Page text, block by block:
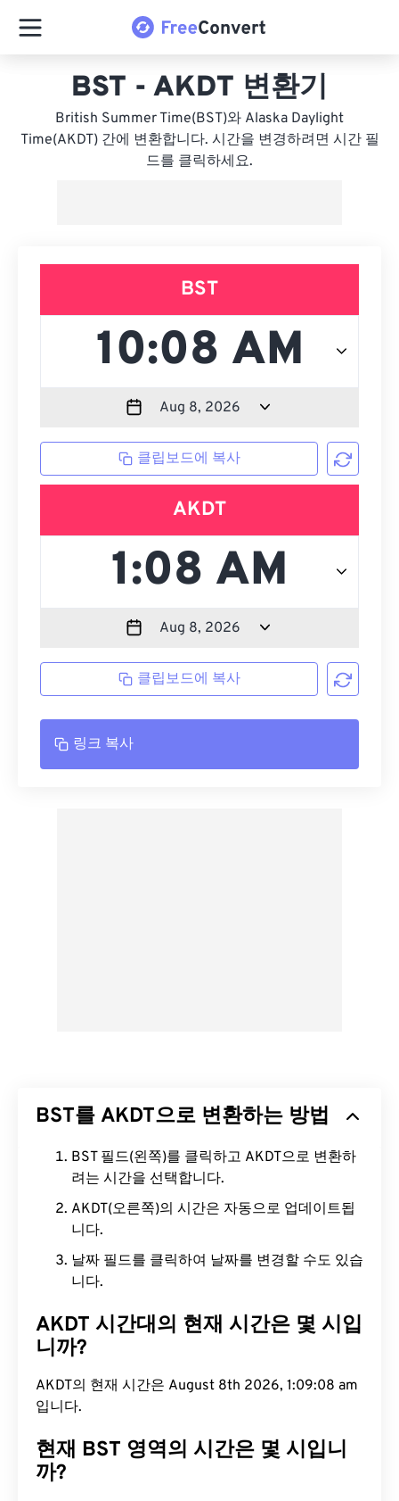
BST - AKDT 변환기
British Summer Time(BST)와 Alaska Daylight
Time(AKDT) 간에 변환합니다. 시간을 변경하려면 시간 필
드를 클릭하세요.
BST
클립보드에 복사
AKDT
클립보드에 복사
링크 복사
BST를 AKDT으로 변환하는 방법
BST 필드(왼쪽)를 클릭하고 AKDT으로 변환하
려는 시간을 선택합니다.
AKDT(오른쪽)의 시간은 자동으로 업데이트됩
니다.
날짜 필드를 클릭하여 날짜를 변경할 수도 있습
니다.
AKDT 시간대의 현재 시간은 몇 시입
니까?
AKDT의 현재 시간은 August 8th 2026, 1:09:09 am
입니다.
현재 BST 영역의 시간은 몇 시입니
까?